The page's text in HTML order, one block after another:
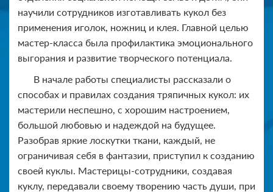
научили сотрудников изготавливать кукол без
применения иголок, ножниц и клея. Главной целью
мастер-класса была профилактика эмоционального
выгорания и развитие творческого потенциала.
В начале работы специалисты рассказали о
способах и правилах создания тряпичных кукол: их
мастерили неспешно, с хорошим настроением,
большой любовью и надеждой на будущее.
Разобрав яркие лоскутки ткани, каждый, не
ограничивая себя в фантазии, приступил к созданию
своей куклы. Мастерицы-сотрудники, создавая
куклу, передавали своему творению часть души, при